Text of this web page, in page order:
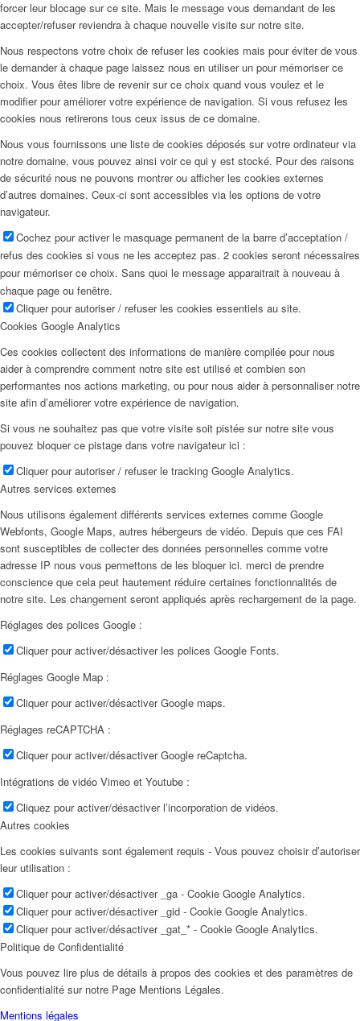
forcer leur blocage sur ce site. Mais le message vous demandant de les
accepter/refuser reviendra à chaque nouvelle visite sur notre site.
Nous respectons votre choix de refuser les cookies mais pour éviter de vous
le demander à chaque page laissez nous en utiliser un pour mémoriser ce
choix. Vous êtes libre de revenir sur ce choix quand vous voulez et le
modifier pour améliorer votre expérience de navigation. Si vous refusez les
cookies nous retirerons tous ceux issus de ce domaine.
Nous vous fournissons une liste de cookies déposés sur votre ordinateur via
notre domaine, vous pouvez ainsi voir ce qui y est stocké. Pour des raisons
de sécurité nous ne pouvons montrer ou afficher les cookies externes
d’autres domaines. Ceux-ci sont accessibles via les options de votre
navigateur.
Cochez pour activer le masquage permanent de la barre d’acceptation /
refus des cookies si vous ne les acceptez pas. 2 cookies seront nécessaires
pour mémoriser ce choix. Sans quoi le message apparaitrait à nouveau à
chaque page ou fenêtre.
Cliquer pour autoriser / refuser les cookies essentiels au site.
Cookies Google Analytics
Ces cookies collectent des informations de manière compilée pour nous
aider à comprendre comment notre site est utilisé et combien son
performantes nos actions marketing, ou pour nous aider à personnaliser notre
site afin d’améliorer votre expérience de navigation.
Si vous ne souhaitez pas que votre visite soit pistée sur notre site vous
pouvez bloquer ce pistage dans votre navigateur ici :
Cliquer pour autoriser / refuser le tracking Google Analytics.
Autres services externes
Nous utilisons également différents services externes comme Google
Webfonts, Google Maps, autres hébergeurs de vidéo. Depuis que ces FAI
sont susceptibles de collecter des données personnelles comme votre
adresse IP nous vous permettons de les bloquer ici. merci de prendre
conscience que cela peut hautement réduire certaines fonctionnalités de
notre site. Les changement seront appliqués après rechargement de la page.
Réglages des polices Google :
Cliquer pour activer/désactiver les polices Google Fonts.
Réglages Google Map :
Cliquer pour activer/désactiver Google maps.
Réglages reCAPTCHA :
Cliquer pour activer/désactiver Google reCaptcha.
Intégrations de vidéo Vimeo et Youtube :
Cliquez pour activer/désactiver l’incorporation de vidéos.
Autres cookies
Les cookies suivants sont également requis - Vous pouvez choisir d’autoriser
leur utilisation :
Cliquer pour activer/désactiver _ga - Cookie Google Analytics.
Cliquer pour activer/désactiver _gid - Cookie Google Analytics.
Cliquer pour activer/désactiver _gat_* - Cookie Google Analytics.
Politique de Confidentialité
Vous pouvez lire plus de détails à propos des cookies et des paramètres de
confidentialité sur notre Page Mentions Légales.
Mentions légales